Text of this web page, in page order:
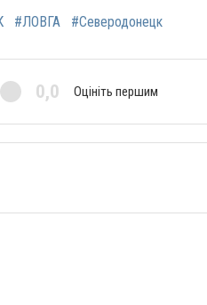
#ЛОВГА #Северодонецк
0,0 Оцініть першим